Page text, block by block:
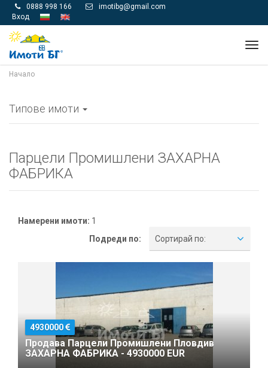
 0888 998 166 
imotibg@gmail.com
Вход
Начало
Типове имоти
Парцели Промишлени ЗАХАРНА
ФАБРИКА
Намерени имоти: 1
Подреди по:
Сортирай по:
4930000
Продава Парцели Промишлени Пловдив
ЗАХАРНА ФАБРИКА - 4930000 EUR